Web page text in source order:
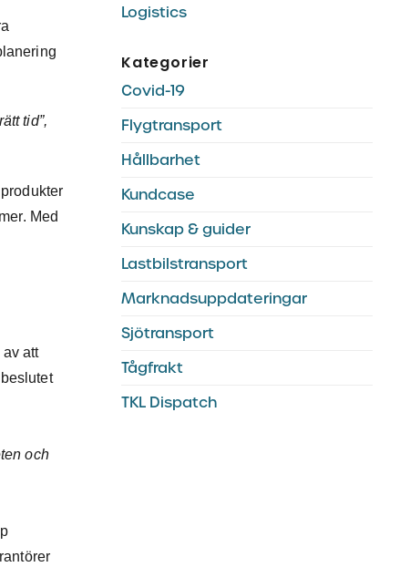
tid”,
Med
att
och
Logistics
Kategorier
Covid-19
Flygtransport
Hållbarhet
Kundcase
Kunskap & guider
Lastbilstransport
Marknadsuppdateringar
Sjötransport
Tågfrakt
TKL Dispatch